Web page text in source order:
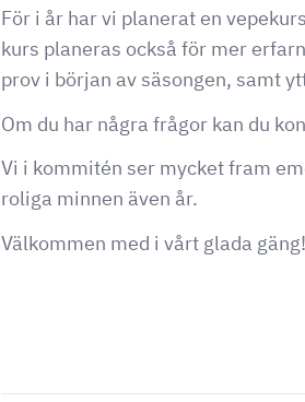
För i år har vi planerat en
kurs planeras också för mer
prov i början av säsongen, samt
Om du har några frågor kan du
Vi i kommitén ser mycket fram
roliga minnen även år.
Välkommen med i vårt glada